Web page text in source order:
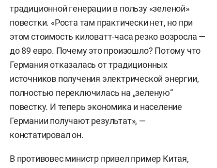
традиционной генерации в пользу «зеленой»
повестки. «Роста там практически нет, но при
этом стоимость киловатт-часа резко возросла —
до 89 евро. Почему это произошло? Потому что
Германия отказалась от традиционных
источников получения электрической энергии,
полностью переключилась на „зеленую“
повестку. И теперь экономика и население
Германии получают результат», —
констатировал он.
В противовес министр привел пример Китая,